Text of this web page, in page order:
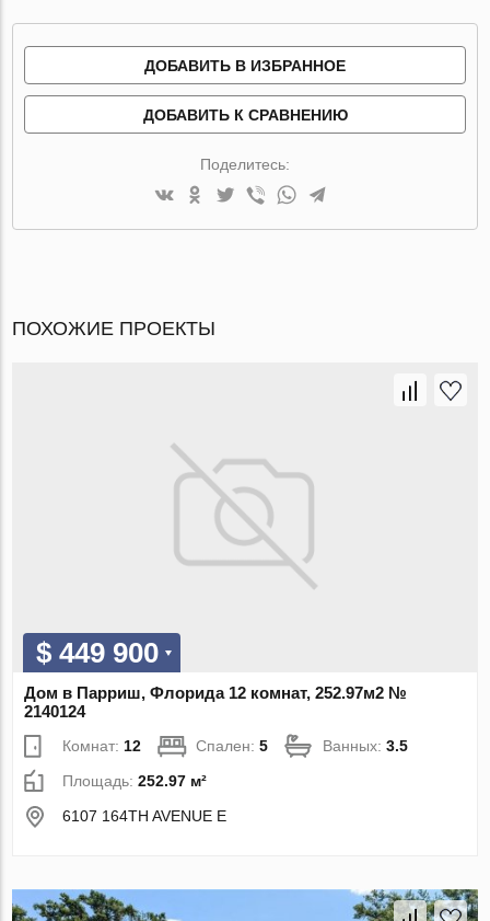
ДОБАВИТЬ В ИЗБРАННОЕ
ДОБАВИТЬ К СРАВНЕНИЮ
Поделитесь:
ПОХОЖИЕ ПРОЕКТЫ
$ 449 900
Дом в Парриш, Флорида 12 комнат, 252.97м2 №
2140124
Комнат:12 Спален:5 Ванных:3.5
Площадь:252.97 м²
6107 164TH AVENUE E